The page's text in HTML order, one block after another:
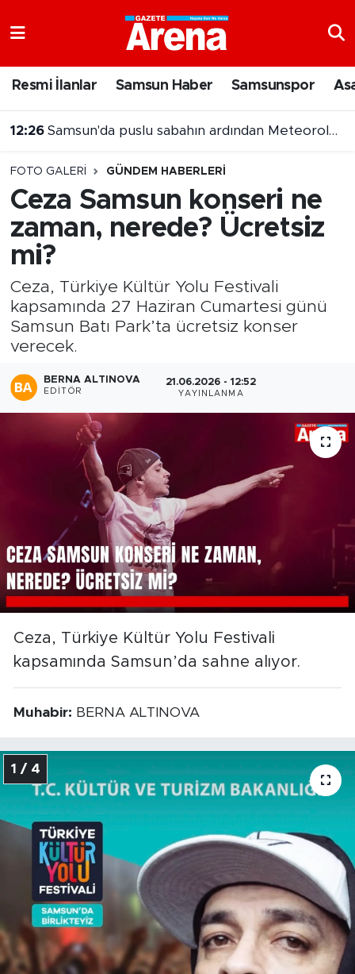
Resmi İlanlar Samsun Haber Samsunspor
12:26 Samsun'da puslu sabahın ardından Meteoroloji'den yağış uyarısı
12:15 Samsun'da alkollü araç kullanmaktan aranan hükümlü cezaevine gönderildi
FOTO GALERI GÜNDEM HABERLERI
Ceza Samsun konseri ne
zaman, nerede? Ücretsiz
mi?
Ceza, Türkiye Kültür Yolu Festivali
kapsamında 27 Haziran Cumartesi günü
Samsun Batı Park’ta ücretsiz konser
verecek.
BERNA ALTINOVA
EDITÖR
21.06.2026 - 12:52
YAYINLANMA
Ceza, Türkiye Kültür Yolu Festivali
kapsamında Samsun’da sahne alıyor.
Muhabir: BERNA ALTINOVA
1 / 4
Samsun Namaz Vakitleri
Süper Lig Puan Durumu ve Fikstür
Tüm Manşetler
Son Dakika Haberleri
Haber Arşivi